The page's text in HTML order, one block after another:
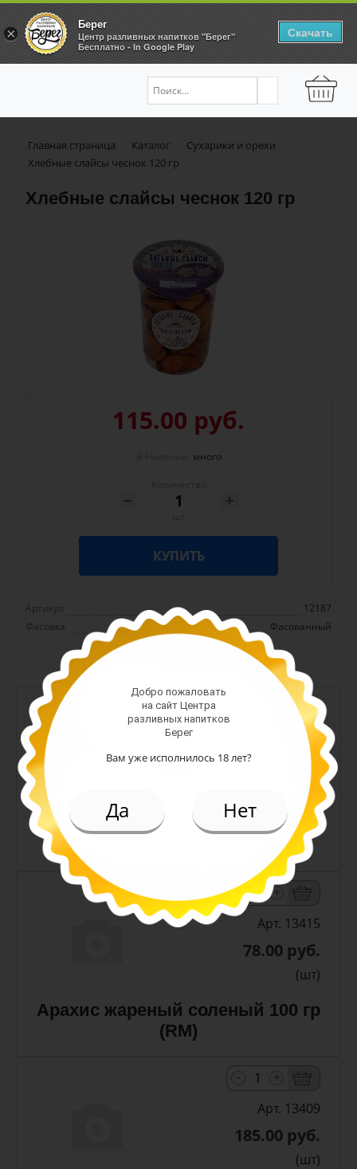
Главная страница Каталог
Сухарики и орехи
Хлебные слайсы чеснок 120 гр
Хлебные слайсы чеснок 120 гр
115.00 руб.
много
КУПИТЬ
Артикул
12187
Фасовка
Фасованный
Арт. 13411
42.00 руб.
(шт)
Арахис жареный соленый 50 гр
-
+
Арт. 13415
78.00 руб.
(шт)
Арахис жареный соленый 100 гр
(RM)
Арт. 13409
185.00 руб.
(шт)
Добро пожаловать
на сайт Центра
разливных напитков
Берег
Вам уже исполнилось 18 лет?
Да Нет
×
Берег
Центр разливных напитков "Берег"
Бесплатно - In Google Play
Скачать